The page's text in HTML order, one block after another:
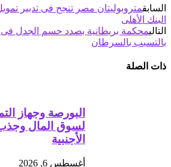
السابق
البنك الأهلى
التاليمحكمة بريطانية بصدد حسم الجدل فى
بالتسبب بالسرطان
ذات الصلة
البورصة وجهاز
لسوق المال وجذب
الأجنبية
أغسطس 6, 2026